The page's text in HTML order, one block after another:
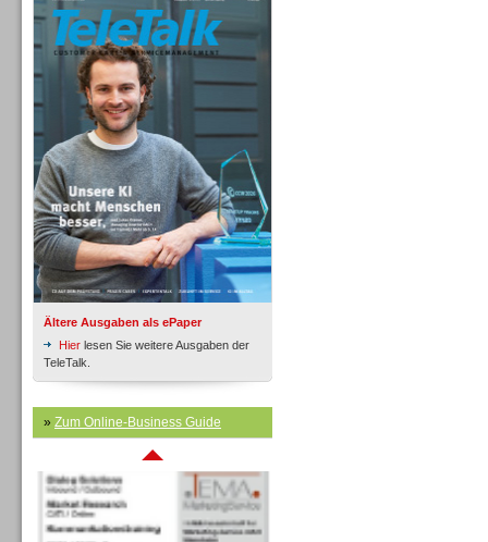
Ältere Ausgaben als ePaper
Hier lesen Sie weitere Ausgaben der
TeleTalk.
» Zum Online-Business Guide
Inbound
Inbound